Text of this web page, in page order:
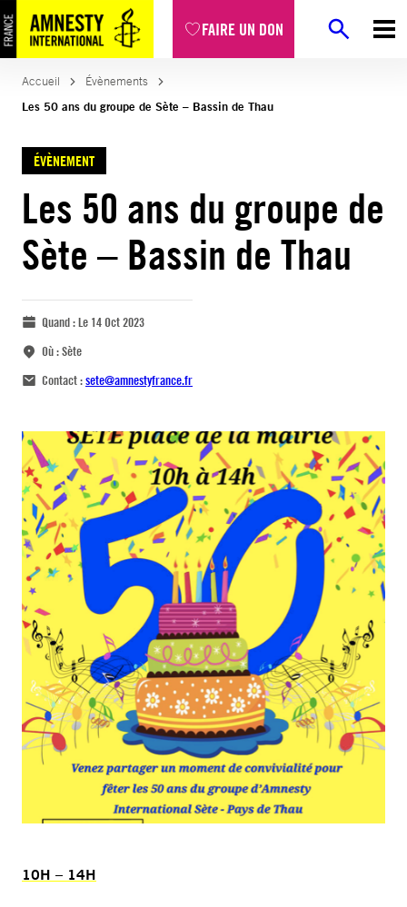
FAIRE UN DON
Accueil
Évènements
Les 50 ans du groupe de Sète – Bassin de Thau
ÉVÈNEMENT
Les 50 ans du groupe de
Sète – Bassin de Thau
Quand :Le 14 Oct 2023
Où :Sète
Contact :sete@amnestyfrance.fr
10H – 14H